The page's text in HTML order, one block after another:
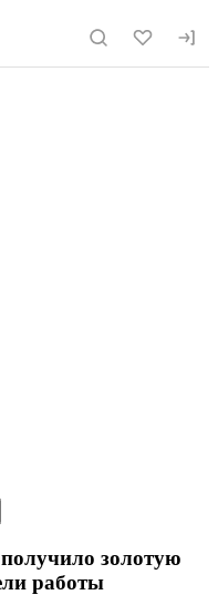
fruitinfo.ru
получило
золотую
работы